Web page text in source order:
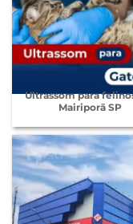
Ultrassom para
Mairiporã SP